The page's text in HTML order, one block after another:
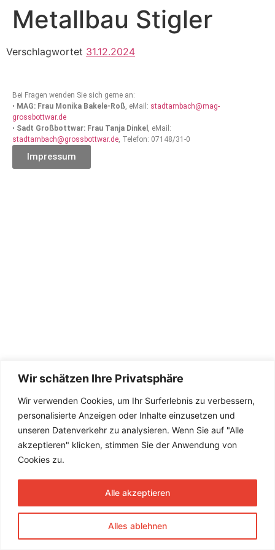
Wir schätzen Ihre Privatsphäre
Wir verwenden Cookies, um Ihr Surferlebnis zu verbessern,
personalisierte Anzeigen oder Inhalte einzusetzen und
unseren Datenverkehr zu analysieren. Wenn Sie auf "Alle
akzeptieren" klicken, stimmen Sie der Anwendung von
Cookies zu.
Alles ablehnen
Alle akzeptieren
Metallbau Stigler
Verschlagwortet 31.12.2024
Bei Fragen wenden Sie sich gerne an:
• MAG: Frau Monika Bakele-Roß, eMail: stadtambach@mag-
grossbottwar.de
• Sadt Großbottwar: Frau Tanja Dinkel , eMail:
stadtambach@grossbottwar.de, Telefon: 07148/31-0
Impressum